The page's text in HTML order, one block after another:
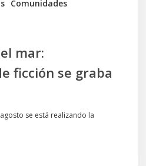
Comunidades
mar:
ficción se graba
se está realizando la